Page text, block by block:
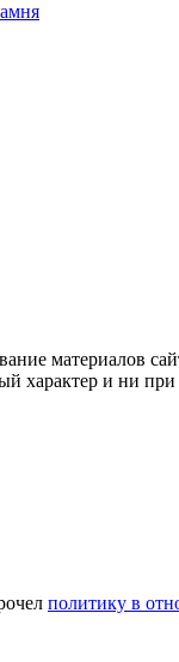
материалов
характер и ни
политику в